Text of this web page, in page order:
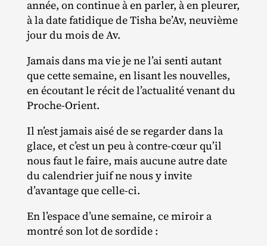
année, on continue à en parler, à en pleurer,
à la date fatidique de Tisha be’Av, neuvième
jour du mois de Av.
Jamais dans ma vie je ne l’ai senti autant
que cette semaine, en lisant les nouvelles,
en écoutant le récit de l’actualité venant du
Proche‐Orient.
Il n’est jamais aisé de se regarder dans la
glace, et c’est un peu à contre‐​cœur qu’il
nous faut le faire, mais aucune autre date
du calendrier juif ne nous y invite
d’avantage que celle‐ci.
En l’espace d’une semaine, ce miroir a
montré son lot de sordide :